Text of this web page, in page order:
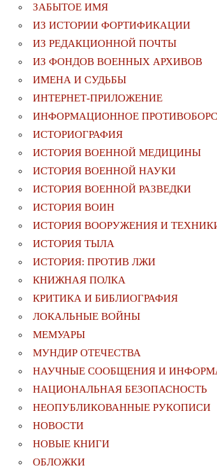
ЗАБЫТОЕ ИМЯ
ИЗ ИСТОРИИ ФОРТИФИКАЦИИ
ИЗ РЕДАКЦИОННОЙ ПОЧТЫ
ИЗ ФОНДОВ ВОЕННЫХ АРХИВОВ
ИМЕНА И СУДЬБЫ
ИНТЕРНЕТ-ПРИЛОЖЕНИЕ
ИНФОРМАЦИОННОЕ
ИСТОРИОГРАФИЯ
ИСТОРИЯ ВОЕННОЙ МЕДИЦИНЫ
ИСТОРИЯ ВОЕННОЙ НАУКИ
ИСТОРИЯ ВОЕННОЙ РАЗВЕДКИ
ИСТОРИЯ ВОИН
ИСТОРИЯ ВООРУЖЕНИЯ И
ИСТОРИЯ ТЫЛА
ИСТОРИЯ: ПРОТИВ ЛЖИ
КНИЖНАЯ ПОЛКА
КРИТИКА И БИБЛИОГРАФИЯ
ЛОКАЛЬНЫЕ ВОЙНЫ
МЕМУАРЫ
МУНДИР ОТЕЧЕСТВА
НАУЧНЫЕ СООБЩЕНИЯ И
НАЦИОНАЛЬНАЯ БЕЗОПАСНОСТЬ
НЕОПУБЛИКОВАННЫЕ РУКОПИСИ
НОВОСТИ
НОВЫЕ КНИГИ
ОБЛОЖКИ